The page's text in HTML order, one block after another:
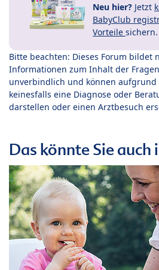
Neu hier? Jetzt
BabyClub
Vorteile sichern.
Bitte beachten: Dieses Forum bildet
Informationen zum Inhalt der
unverbindlich und können
keinesfalls eine Diagnose oder
darstellen oder einen Arztbesuch
Das könnte Sie auch